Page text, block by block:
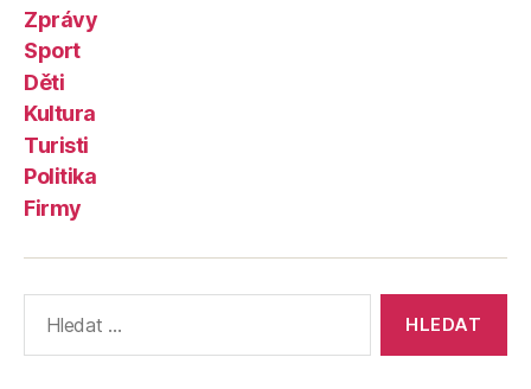
Zprávy
Sport
Děti
Kultura
Turisti
Politika
Firmy
vyhledávání: